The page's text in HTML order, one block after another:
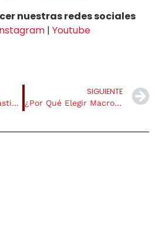
nuestras redes sociales
| Youtube
¿Por Qué Elegir Plasticser?
SIGUIENTE
‌¿Por Qué Elegir Macroperforado Para Tus Productos Alimenticios?